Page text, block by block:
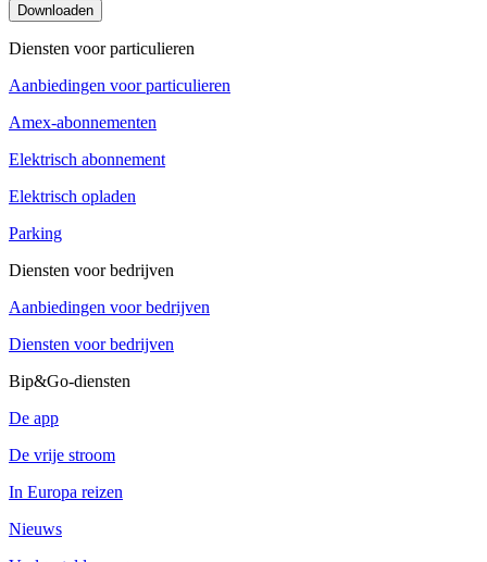
Downloaden
Diensten voor particulieren
Aanbiedingen voor particulieren
Amex-abonnementen
Elektrisch abonnement
Elektrisch opladen
Parking
Diensten voor bedrijven
Aanbiedingen voor bedrijven
Diensten voor bedrijven
Bip&Go-diensten
De app
De vrije stroom
In Europa reizen
Nieuws